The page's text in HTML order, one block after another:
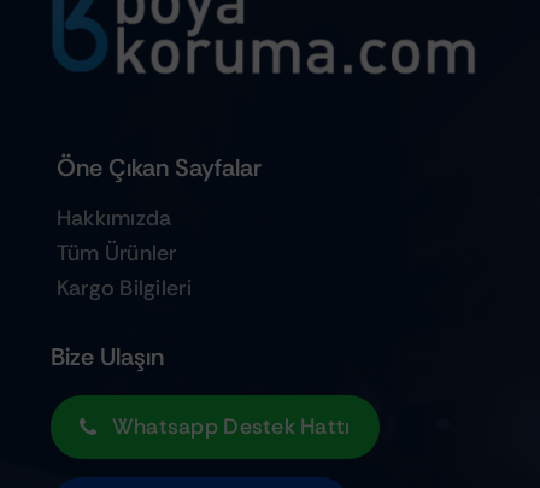
Öne Çıkan Sayfalar
Hakkımızda
Tüm Ürünler
Kargo Bilgileri
Bize Ulaşın
Whatsapp Destek Hattı